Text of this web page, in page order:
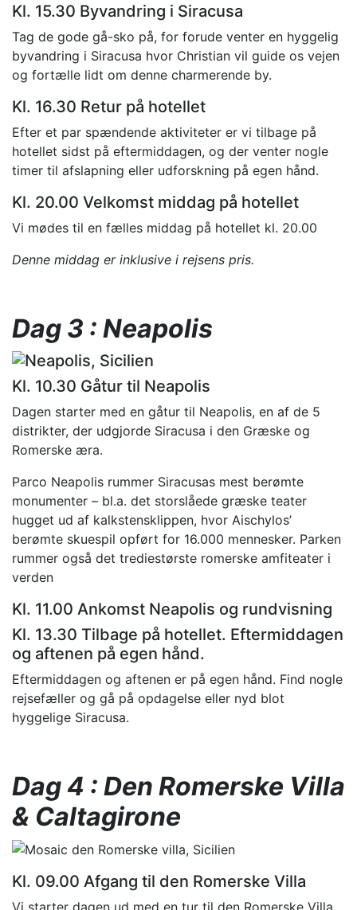
Kl. 15.30 Byvandring i Siracusa
Tag de gode gå-sko på, for forude venter en hyggelig
byvandring i Siracusa hvor Christian vil guide os vejen
og fortælle lidt om denne charmerende by.
Kl. 16.30 Retur på hotellet
Efter et par spændende aktiviteter er vi tilbage på
hotellet sidst på eftermiddagen, og der venter nogle
timer til afslapning eller udforskning på egen hånd.
Kl. 20.00 Velkomst middag på hotellet
Vi mødes til en fælles middag på hotellet kl. 20.00
Denne middag er inklusive i rejsens pris.
Dag 3 : Neapolis
Kl. 10.30 Gåtur til Neapolis
Dagen starter med en gåtur til Neapolis, en af de 5
distrikter, der udgjorde Siracusa i den Græske og
Romerske æra.
Parco Neapolis rummer Siracusas mest berømte
monumenter – bl.a. det storslåede græske teater
hugget ud af kalkstensklippen, hvor Aischylos’
berømte skuespil opført for 16.000 mennesker. Parken
rummer også det trediestørste romerske amfiteater i
verden
Kl. 11.00 Ankomst Neapolis og rundvisning
Kl. 13.30 Tilbage på hotellet. Eftermiddagen
og aftenen på egen hånd.
Eftermiddagen og aftenen er på egen hånd. Find nogle
rejsefæller og gå på opdagelse eller nyd blot
hyggelige Siracusa.
Dag 4 : Den Romerske Villa
& Caltagirone
Kl. 09.00 Afgang til den Romerske Villa
Vi starter dagen ud med en tur til den Romerske Villa.